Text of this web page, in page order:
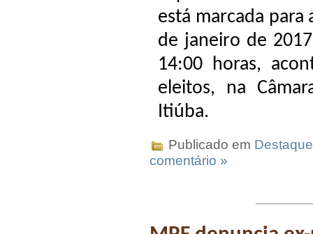
está marcada para
de janeiro de
14:00 horas,
eleitos, na
Itiúba.
Publicado em
comentário »